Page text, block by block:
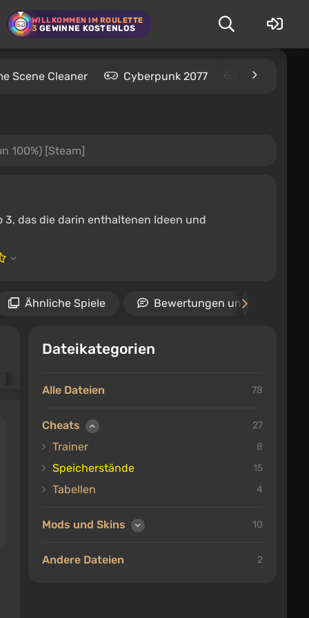
WILLKOMMEN IM ROULETTE
3 GEWINNE KOSTENLOS
Scene Cleaner Cyberpunk 2077 Kingdom
100%) [Steam]
das die darin enthaltenen Ideen und
Ähnliche Spiele Bewertungen und
Dateikategorien
Alle Dateien 78
Cheats 27
Trainer 8
Speicherstände 15
Tabellen 4
Mods und Skins 10
Andere Dateien 2